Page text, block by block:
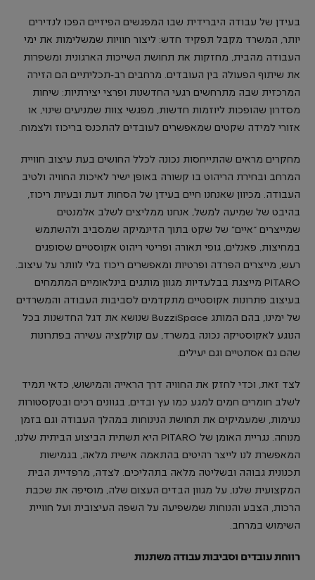
בעידן של עבודה היברידית שבו המפגשים הפיזיים הפכו לנדירים
יותר, המשרד מקבל תפקיד חדש: ליצור חוויות שמשלימות את ימי
העבודה מהבית, מחזקות את תחושת השייכות הארגונית ומשפרות
את שיתוף הפעולה בין העובדים. מרחבים רב-תכליתיים הם הזירה
המרכזית שבה מתרחשים רגעי החדשנות ופרצי יצירתיות: שיחות
מסדרון שהופכות ליוזמות חדשות, מפגשי צוות שמניעים שינוי, או
אזורי למידה שקטים שמאפשרים לעובדים להתכנס בריכוז ולצמוח.
מחקרים מראים שהתייחסות נכונה לכלל החושים בעת עיצוב חוויית
המרחב ובחירת הריהוט בו קשורה באופן ישיר לאיכות החוויה ולטיב
העבודה. מכיוון שאנחנו חיים בעידן של הסחות דעת ובעיות ריכוז,
בהיבט של שמיעה למשל, אנחנו ממליצים לשלב אלמנטים
שמייצרים “איים” של שקט בתוך הדינמיקה שמסביב ולהשתמש
במחיצות, פאנלים, גופי תאורה ופריטי ריהוט אקוסטיים שסופגים
רעש, מייצרים הפרדה ופרטיות ומאפשרים ריכוז בלי לוותר על עיצוב.
PITARO מייצגת בבלעדיות מגוון מותגים בינלאומיים המתמחים
בעיצוב פתרונות אקוסטיים מתקדמים לסביבות העבודה והמשרדים
של ימינו, בהם המותג BuzziSpace שנושא את דגל החדשנות בכל
הנוגע לאקוסטיקה נכונה במשרד, עם קולקציה עשירה בפתרונות
שהם גם אסתטיים וגם יעילים.
לצד זאת, וכדי לחזק את החוויה דרך הראייה והמישוש, כדאי תמיד
לשלב חומרים חמים למגע כמו עץ ובדים, בגוונים רכים ובטקסטורות
נעימות, שמעמיקים את תחושת הנינוחות במהלך העבודה וגם בזמן
מנוחה. נגריית האומן של PITARO היא תשתית הביצוע הביתית שלנו,
המאפשרת לנו לייצר רהיטים בהתאמה אישית מלאה, בגמישות
תכנונית גבוהה ובשליטה מלאה בתהליכים. לצדה, מרפדיית הבית
המקצועית שלנו, על מגוון הבדים העצום שלה, מוסיפה את שכבת
הרכות, הצבע והנוחות שמשפיעה על השפה העיצובית ועל חוויית
השימוש במרחב.
רווחת עובדים וסביבות עבודה משתנות